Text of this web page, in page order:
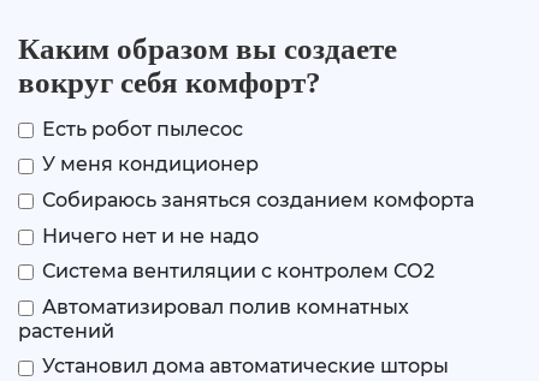
Каким образом вы создаете
вокруг себя комфорт?
Есть робот пылесос
У меня кондиционер
Собираюсь заняться созданием комфорта
Ничего нет и не надо
Система вентиляции с контролем СО2
Автоматизировал полив комнатных
растений
Установил дома автоматические шторы